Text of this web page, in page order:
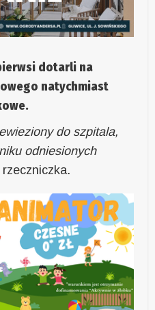
dotarli na
natychmiast
do szpitala,
odniesionych